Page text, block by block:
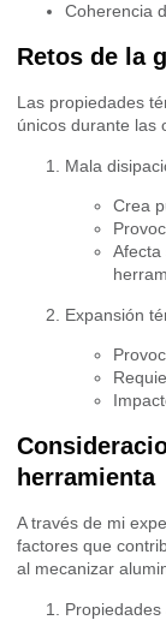
Coherencia
Retos de la
Las propiedades
únicos durante las
Mala
Crea
Afecta
Expansión
herramienta
A través de mi
factores que
al mecanizar